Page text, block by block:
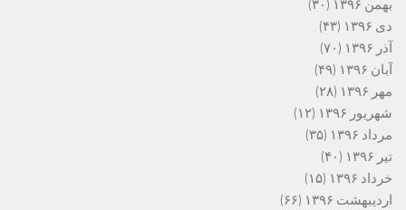
بهمن ۱۳۹۶
(۳۰)
دی ۱۳۹۶
(۴۳)
آذر ۱۳۹۶
(۷۰)
آبان ۱۳۹۶
(۴۹)
مهر ۱۳۹۶
(۲۸)
شهریور ۱۳۹۶
(۱۲)
مرداد ۱۳۹۶
(۳۵)
تیر ۱۳۹۶
(۴۰)
خرداد ۱۳۹۶
(۱۵)
اردیبهشت ۱۳۹۶
(۶۶)